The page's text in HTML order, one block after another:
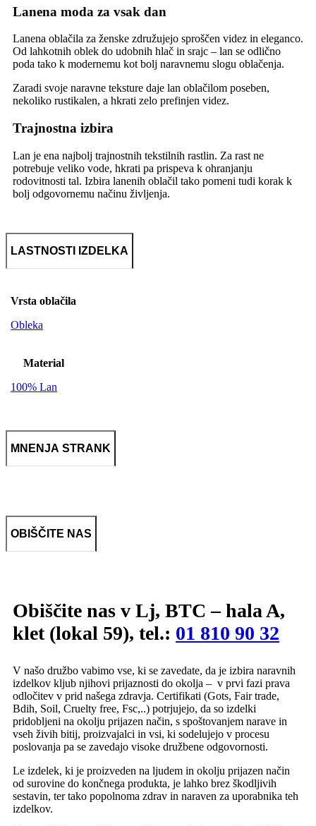
Lanena moda za vsak dan
Lanena oblačila za ženske združujejo sproščen videz in eleganco.
Od lahkotnih oblek do udobnih hlač in srajc – lan se odlično
poda tako k modernemu kot bolj naravnemu slogu oblačenja.
Zaradi svoje naravne teksture daje lan oblačilom poseben,
nekoliko rustikalen, a hkrati zelo prefinjen videz.
Trajnostna izbira
Lan je ena najbolj trajnostnih tekstilnih rastlin. Za rast ne
potrebuje veliko vode, hkrati pa prispeva k ohranjanju
rodovitnosti tal. Izbira lanenih oblačil tako pomeni tudi korak k
bolj odgovornemu načinu življenja.
LASTNOSTI IZDELKA
Vrsta oblačila
Obleka
Material
100% Lan
MNENJA STRANK
OBIŠČITE NAS
Obiščite nas v Lj, BTC – hala A,
klet (lokal 59), tel.: 01 810 90 32
V našo družbo vabimo vse, ki se zavedate, da je izbira naravnih
izdelkov kljub njihovi prijaznosti do okolja – v prvi fazi prava
odločitev v prid našega zdravja. Certifikati (Gots, Fair trade,
Bdih, Soil, Cruelty free, Fsc,..) potrjujejo, da so izdelki
pridobljeni na okolju prijazen način, s spoštovanjem narave in
vseh živih bitij, proizvajalci in vsi, ki sodelujejo v procesu
poslovanja pa se zavedajo visoke družbene odgovornosti.
Le izdelek, ki je proizveden na ljudem in okolju prijazen način
od surovine do končnega produkta, je lahko brez škodljivih
sestavin, ter tako popolnoma zdrav in naraven za uporabnika teh
izdelkov.